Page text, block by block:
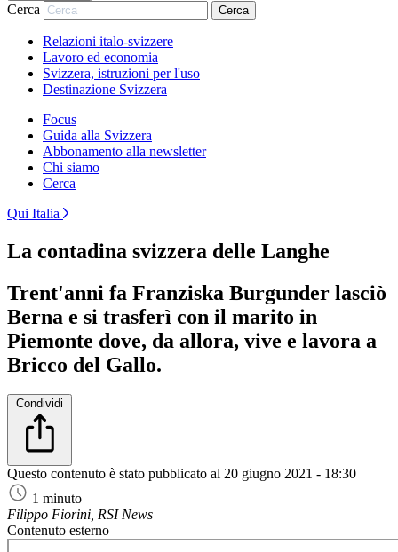
Cerca Cerca
Relazioni italo-svizzere
Lavoro ed economia
Svizzera, istruzioni per l'uso
Destinazione Svizzera
Focus
Guida alla Svizzera
Abbonamento alla newsletter
Chi siamo
Cerca
Qui Italia
La contadina svizzera delle Langhe
Trent'anni fa Franziska Burgunder lasciò
Berna e si trasferì con il marito in
Piemonte dove, da allora, vive e lavora a
Bricco del Gallo.
Condividi
Questo contenuto è stato pubblicato al 20 giugno 2021 - 18:30
1 minuto
Filippo Fiorini, RSI News
Contenuto esterno